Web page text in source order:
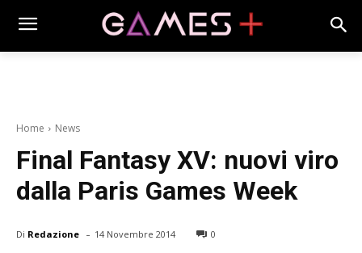
Home News
Final Fantasy XV: nuovi viro
dalla Paris Games Week
Di Redazione - 14 Novembre 2014 0